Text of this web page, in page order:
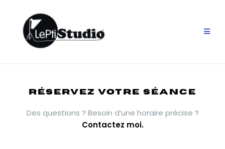
contenu
RÉSERVEZ VOTRE SÉANCE
Des questions ? Besoin d’une horaire précise ?
Contactez moi.